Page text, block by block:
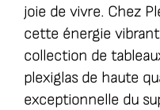
joie de vivre. Chez
cette énergie
collection de
plexiglas de haute
exceptionnelle du